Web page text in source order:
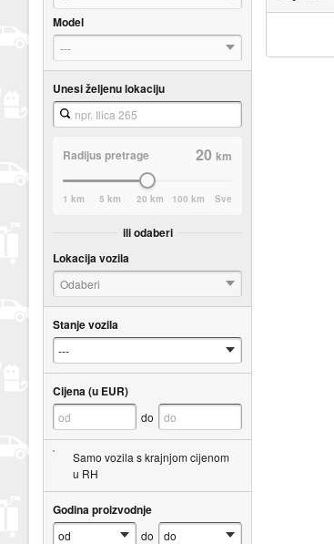
Model
---
Unesi željenu lokaciju
Radijus pretrage 20km
1 km 5 km 20 km 100 km Sve
ili odaberi
Lokacija vozila
Odaberi
Stanje vozila
Cijena (u EUR)
do
Samo vozila s krajnjom cijenom
u RH
Godina proizvodnje
do